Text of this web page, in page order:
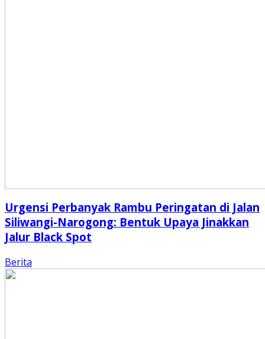
Urgensi Perbanyak Rambu Peringatan di Jalan
Siliwangi-Narogong: Bentuk Upaya Jinakkan
Jalur Black Spot
Berita